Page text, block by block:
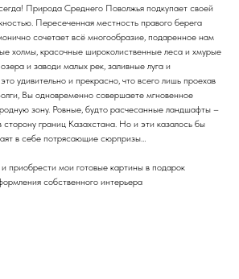
Природа Среднего Поволжья подкупает своей
Пересеченная местность правого берега
сочетает всё многообразие, подаренное нам
холмы, красочные широколиственные леса и хмурые
и заводи малых рек, заливные луга и
удивительно и прекрасно, что всего лишь проехав
Вы одновременно совершаете мгновенное
зону. Ровные, будто расчесанные ландшафты –
сторону границ Казахстана. Но и эти казалось бы
в себе потрясающие сюрпризы…
приобрести мои готовые картины в подарок
собственного интерьера